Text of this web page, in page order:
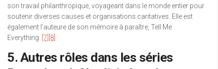
son travail philanthropique, voyageant dans le monde entier pour
soutenir diverses causes et organisations caritatives. Elle est
également l’auteure de son mémoire à paraître, Tell Me
Everything.
[7] [8]
5. Autres rôles dans les séries